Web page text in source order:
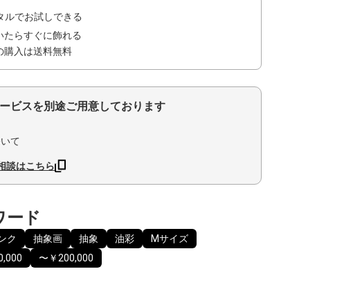
ルでお試しできる
たらすぐに飾れる
購入は送料無料
ビスを別途ご用意しております
て
談はこちら
ード
ク 抽象画 抽象 油彩
Mサイズ
〜￥200,000